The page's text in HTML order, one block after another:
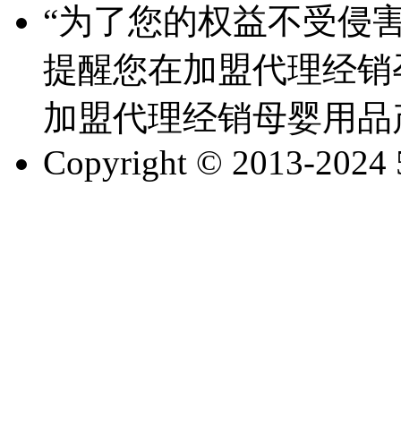
“为了您的权益不受侵
提醒您在加盟代理经
加盟代理经销母婴用
Copyright © 2013-2024